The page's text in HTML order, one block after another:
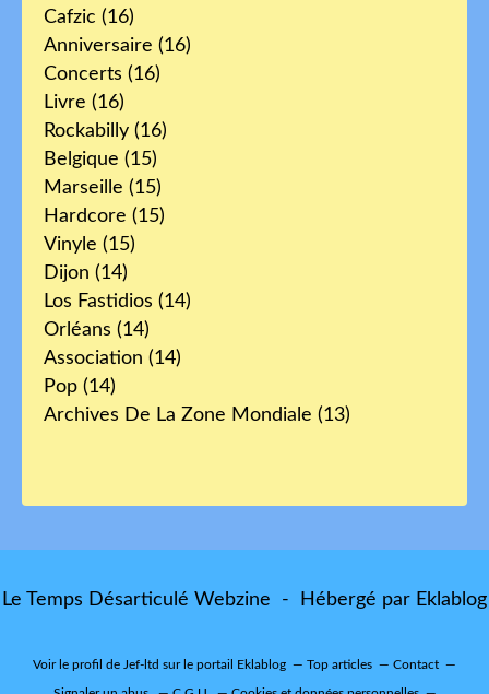
Cafzic (16)
Anniversaire (16)
Concerts (16)
Livre (16)
Rockabilly (16)
Belgique (15)
Marseille (15)
Hardcore (15)
Vinyle (15)
Dijon (14)
Los Fastidios (14)
Orléans (14)
Association (14)
Pop (14)
Archives De La Zone Mondiale (13)
Le Temps Désarticulé Webzine - Hébergé par Eklablog
Voir le profil de Jef-ltd sur le portail Eklablog Top articles Contact